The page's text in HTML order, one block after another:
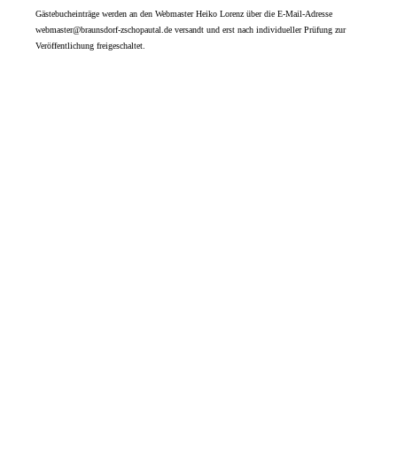
Gästebucheinträge werden an den Webmaster Heiko Lorenz über die E-Mail-Adresse
webmaster@braunsdorf-zschopautal.de versandt und erst nach individueller Prüfung zur
Veröffentlichung freigeschaltet.